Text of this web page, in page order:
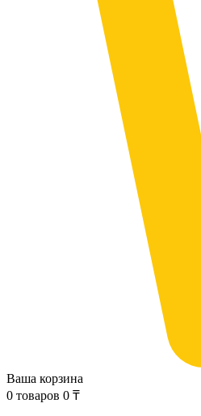
Ваша корзина
0 товаров 0 ₸